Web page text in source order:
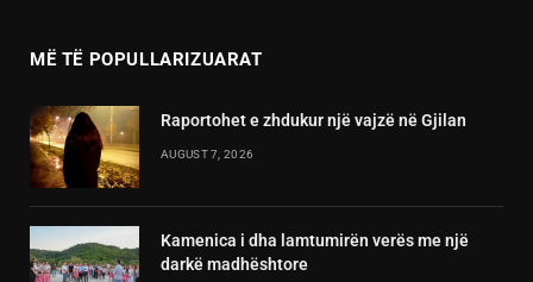
MË TË POPULLARIZUARAT
Raportohet e zhdukur një vajzë në Gjilan
AUGUST 7, 2026
Kamenica i dha lamtumirën verës me një
darkë madhështore